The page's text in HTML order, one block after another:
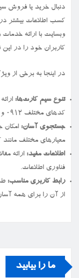
دنبال خرید یا فروش
کسب اطلاعات بیشتر
وبسایت با ارائه
کاربران خود را در این
در اینجا به برخی از
تنوع سیم کارت‌ها:
کدهای مختلف ۰۹۱۲ و سایر اپراتورها.
جستجوی آسان:
معیارهای مختلف
اطلاعات مفید: ارائه
فناوری اطلاعات.
رابط کاربری مناسب:
از آن را برای همه
ما را بیابید